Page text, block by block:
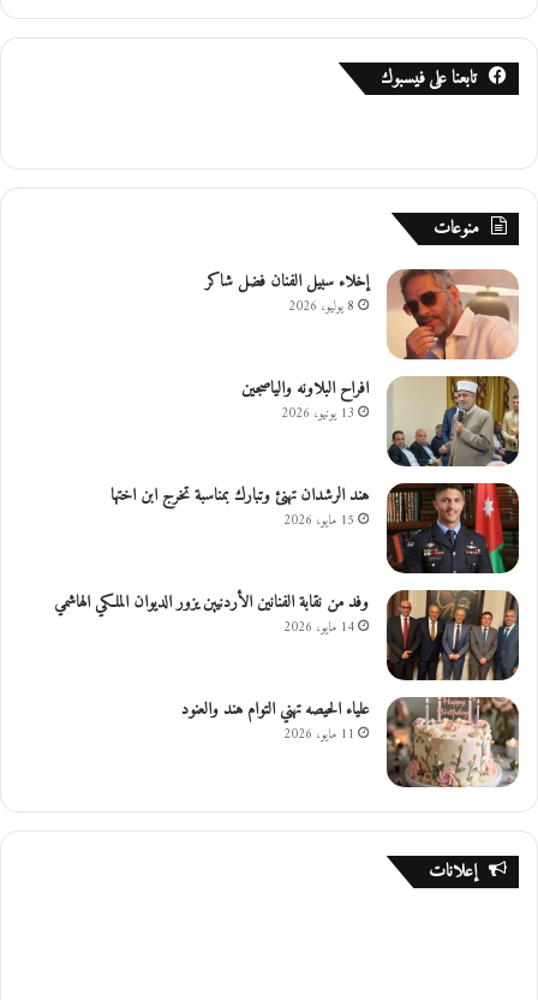
تابعنا على فيسبوك
منوعات
إخلاء سبيل الفنان فضل شاكر
8 يوليو، 2026
افراح البلاونه والياصجين
13 يونيو، 2026
هند الرشدان تهنئ وتبارك بمناسبة تخرج ابن اختها
15 مايو، 2026
وفد من نقابة الفنانين الأردنيين يزور الديوان الملكي الهاشمي
14 مايو، 2026
علياء الحيصه تهني التوام هند والعنود
11 مايو، 2026
إعلانات